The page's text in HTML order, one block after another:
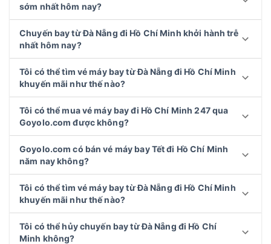
sớm nhất hôm nay?
Chuyến bay từ Đà Nẵng đi Hồ Chí Minh khởi hành trễ
nhất hôm nay?
Tôi có thể tìm vé máy bay từ Đà Nẵng đi Hồ Chí Minh
khuyến mãi như thế nào?
Tôi có thể mua vé máy bay đi Hồ Chí Minh 247 qua
Goyolo.com được không?
Goyolo.com có bán vé máy bay Tết đi Hồ Chí Minh
năm nay không?
Tôi có thể tìm vé máy bay từ Đà Nẵng đi Hồ Chí Minh
khuyến mãi như thế nào?
Tôi có thể hủy chuyến bay từ Đà Nẵng đi Hồ Chí
Minh không?